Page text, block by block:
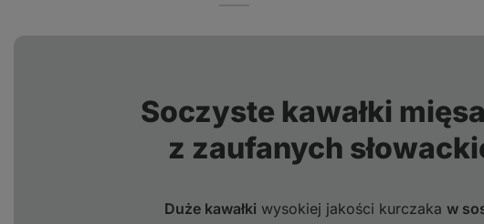
Soczyste kawałki
z zaufanych
Duże kawałki wysokiej jakości kurczaka w